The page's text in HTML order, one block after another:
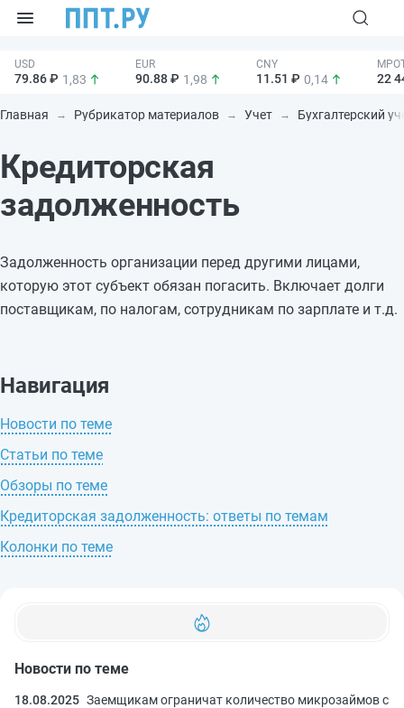
79.86 ₽ 1,83 90.88 ₽ 1,98 11.51 ₽ 0,14 22
Главная Рубрикатор материалов Учет Бухгалтерский
Кредиторская
задолженность
Задолженность организации перед другими лицами,
которую этот субъект обязан погасить. Включает долги
поставщикам, по налогам, сотрудникам по зарплате и т.д.
Новости по теме
18.08.2025 Заемщикам ограничат количество микрозаймов с
Навигация
Новости по теме
Статьи по теме
Обзоры по теме
Кредиторская задолженность: ответы по темам
Колонки по теме